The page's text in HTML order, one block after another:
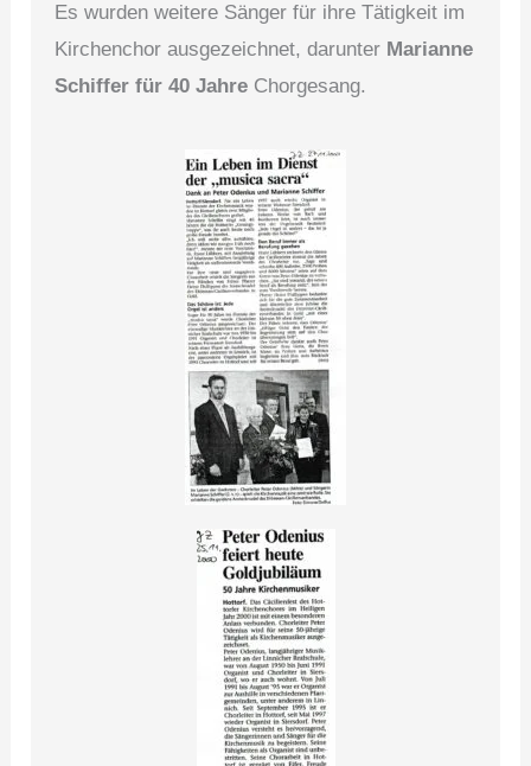
Es wurden weitere Sänger für ihre Tätigkeit im
Kirchenchor ausgezeichnet, darunter Marianne
Schiffer für 40 Jahre Chorgesang.